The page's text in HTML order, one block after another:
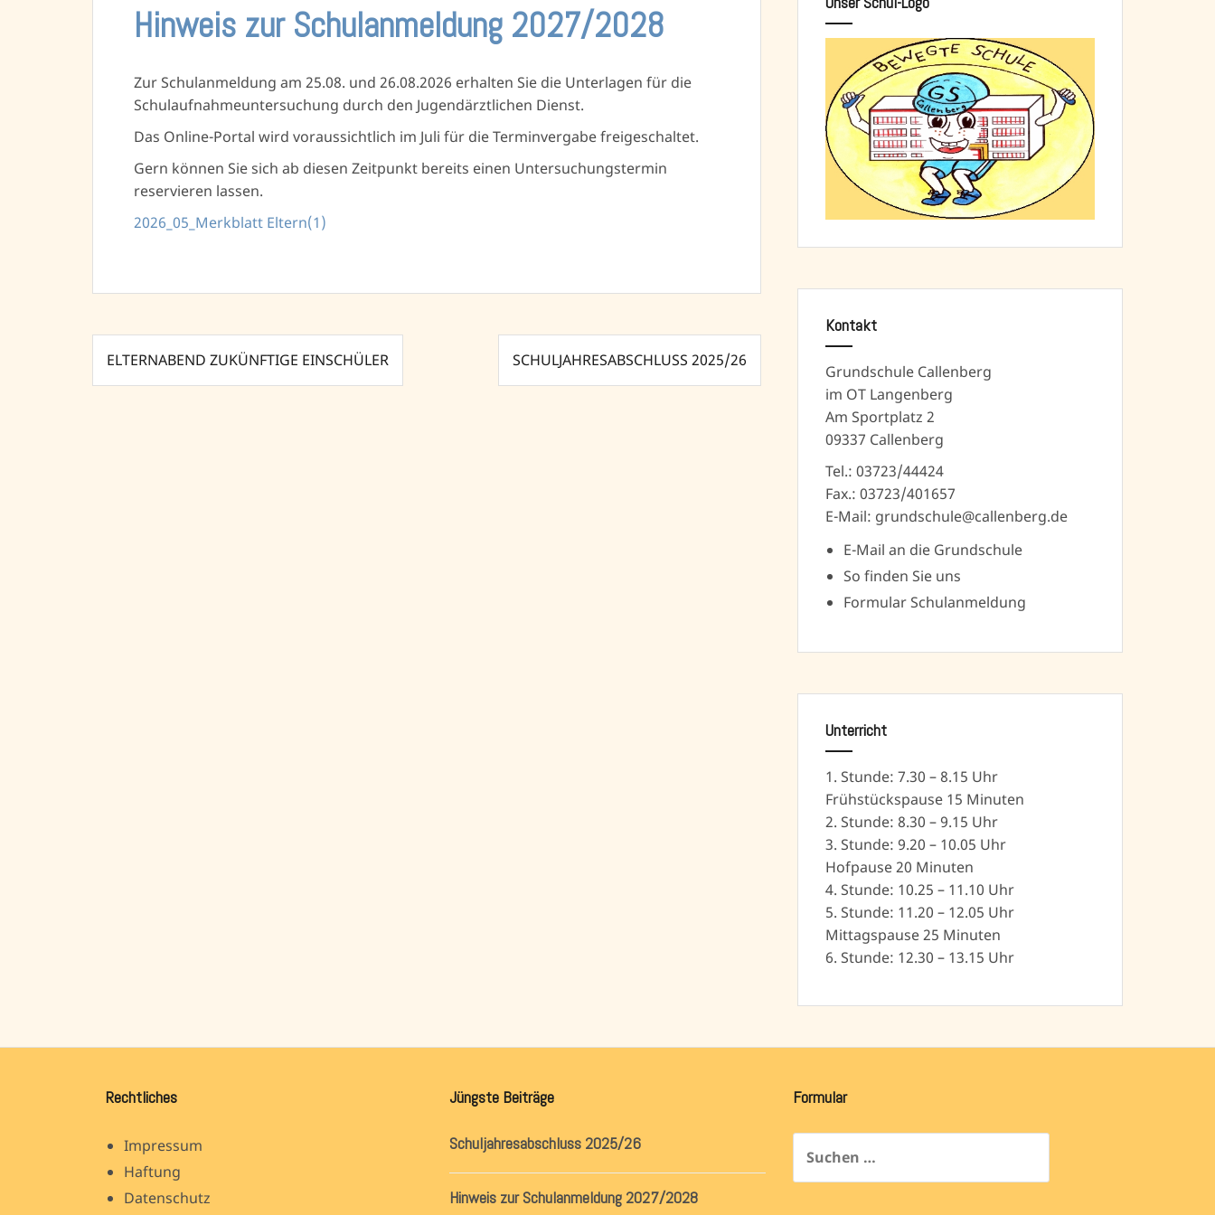
Hinweis zur Schulanmeldung 2027/2028
Zur Schulanmeldung am 25.08. und 26.08.2026 erhalten Sie die Unterlagen für die
Schulaufnahmeuntersuchung durch den Jugendärztlichen Dienst.
Das Online-Portal wird voraussichtlich im Juli für die Terminvergabe freigeschaltet.
Gern können Sie sich ab diesen Zeitpunkt bereits einen Untersuchungstermin
reservieren lassen.
2026_05_Merkblatt Eltern(1)
Beitragsnavigation
ELTERNABEND ZUKÜNFTIGE EINSCHÜLER SCHULJAHRESABSCHLUSS 2025/26
Kontakt
Grundschule Callenberg
im OT Langenberg
Am Sportplatz 2
09337 Callenberg
Tel.: 03723/44424
Fax.: 03723/401657
E-Mail: grundschule@callenberg.de
E-Mail an die Grundschule
So finden Sie uns
Formular Schulanmeldung
Unterricht
1. Stunde: 7.30 – 8.15 Uhr
Frühstückspause 15 Minuten
2. Stunde: 8.30 – 9.15 Uhr
3. Stunde: 9.20 – 10.05 Uhr
Hofpause 20 Minuten
4. Stunde: 10.25 – 11.10 Uhr
5. Stunde: 11.20 – 12.05 Uhr
Mittagspause 25 Minuten
6. Stunde: 12.30 – 13.15 Uhr
Rechtliches
Impressum
Haftung
Datenschutz
Jüngste Beiträge
Schuljahresabschluss 2025/26
Hinweis zur Schulanmeldung 2027/2028
Formular
nach: